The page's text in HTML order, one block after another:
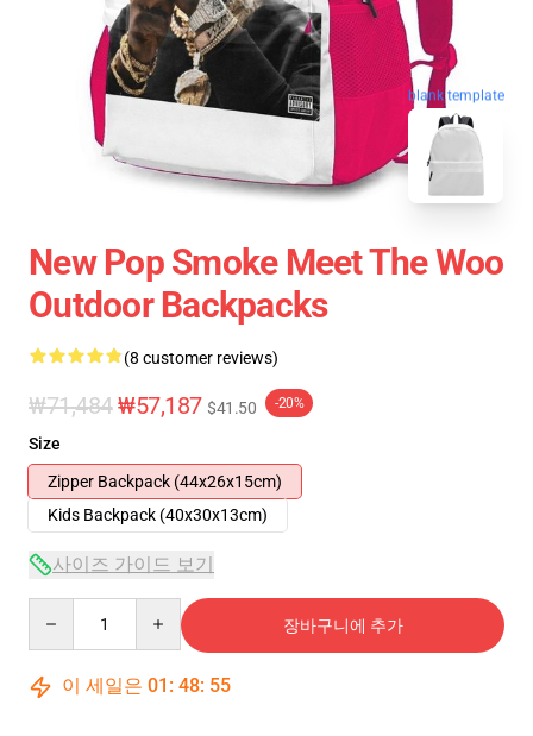
blank template
New Pop Smoke Meet The Woo
Outdoor Backpacks
(8 customer reviews)
₩71,484₩57,187 $41.50 -20%
Size
Zipper Backpack (44x26x15cm)
Kids Backpack (40x30x13cm)
사이즈 가이드 보기
장바구니에 추가
이 세일은 01 : 48: 54